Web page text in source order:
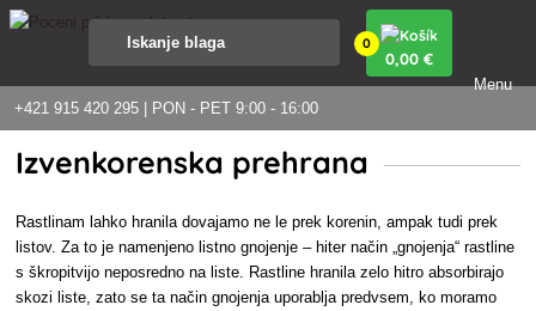
+421 915 420 295 | PON - PET 9:00 - 16:00
0
0,00 €
Menu
Izvenkorenska prehrana
Rastlinam lahko hranila dovajamo ne le prek korenin, ampak tudi prek
listov. Za to je namenjeno listno gnojenje – hiter način „gnojenja“ rastline
s škropitvijo neposredno na liste. Rastline hranila zelo hitro absorbirajo
skozi liste, zato se ta način gnojenja uporablja predvsem, ko moramo